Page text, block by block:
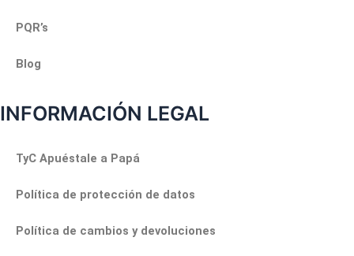
PQR’s
Blog
INFORMACIÓN LEGAL
TyC Apuéstale a Papá
Política de protección de datos
Política de cambios y devoluciones